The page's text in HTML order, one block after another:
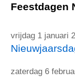
Feestdagen
vrijdag 1 januari
zaterdag 6